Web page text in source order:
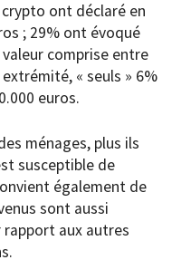
ont déclaré en
; 29% ont évoqué
comprise entre
« seuls » 6%
euros.
ménages, plus ils
susceptible de
également de
sont aussi
rapport aux autres